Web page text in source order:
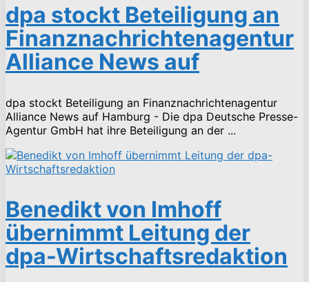
dpa stockt Beteiligung an
Finanznachrichtenagentur
Alliance News auf
dpa stockt Beteiligung an Finanznachrichtenagentur
Alliance News auf Hamburg - Die dpa Deutsche Presse-
Agentur GmbH hat ihre Beteiligung an der ...
Benedikt von Imhoff
übernimmt Leitung der
dpa-Wirtschaftsredaktion